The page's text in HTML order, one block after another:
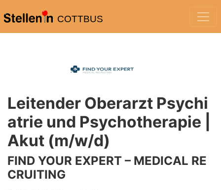
COTTBUS
Leitender Oberarzt Psychi
atrie und Psychotherapie |
Akut (m/w/d)
FIND YOUR EXPERT – MEDICAL RE
CRUITING